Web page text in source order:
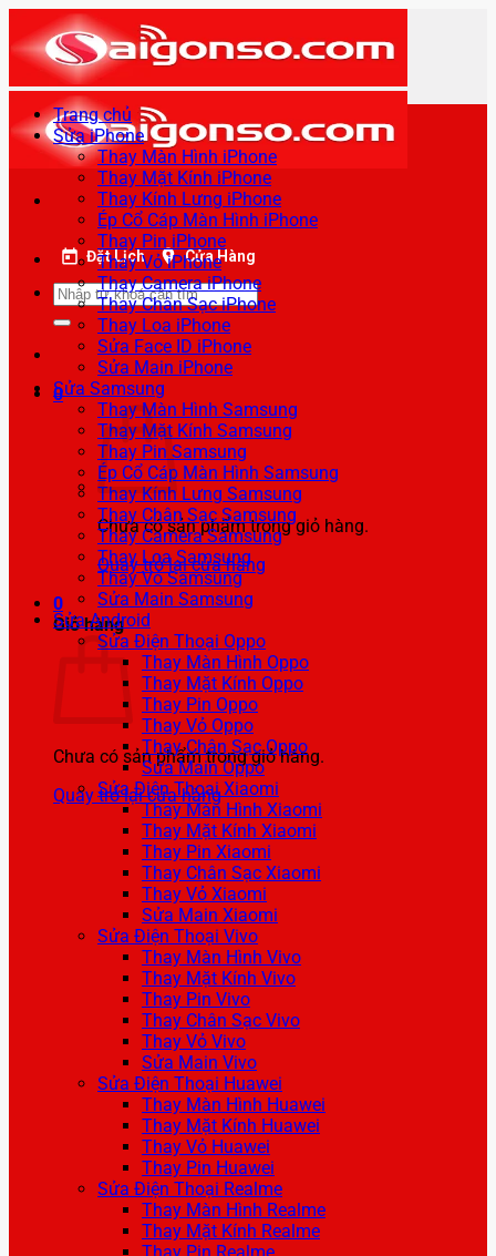
qua
nội
dung
Đặt Lịch Cửa Hàng
Tìm
kiếm:
0
Chưa có sản phẩm trong giỏ hàng.
Quay trở lại cửa hàng
0
Giỏ hàng
Chưa có sản phẩm trong giỏ hàng.
Quay trở lại cửa hàng
Trang chủ
Sửa iPhone
Thay Màn Hình iPhone
Thay Mặt Kính iPhone
Thay Kính Lưng iPhone
Ép Cổ Cáp Màn Hình iPhone
Thay Pin iPhone
Thay Vỏ iPhone
Thay Camera iPhone
Thay Chân Sạc iPhone
Thay Loa iPhone
Sửa Face ID iPhone
Sửa Main iPhone
Sửa Samsung
Thay Màn Hình Samsung
Thay Mặt Kính Samsung
Thay Pin Samsung
Ép Cổ Cáp Màn Hình Samsung
Thay Kính Lưng Samsung
Thay Chân Sạc Samsung
Thay Camera Samsung
Thay Loa Samsung
Thay Vỏ Samsung
Sửa Main Samsung
Sửa Android
Sửa Điện Thoại Oppo
Thay Màn Hình Oppo
Thay Mặt Kính Oppo
Thay Pin Oppo
Thay Vỏ Oppo
Thay Chân Sạc Oppo
Sửa Main Oppo
Sửa Điện Thoại Xiaomi
Thay Màn Hình Xiaomi
Thay Mặt Kính Xiaomi
Thay Pin Xiaomi
Thay Chân Sạc Xiaomi
Thay Vỏ Xiaomi
Sửa Main Xiaomi
Sửa Điện Thoại Vivo
Thay Màn Hình Vivo
Thay Mặt Kính Vivo
Thay Pin Vivo
Thay Chân Sạc Vivo
Thay Vỏ Vivo
Sửa Main Vivo
Sửa Điện Thoại Huawei
Thay Màn Hình Huawei
Thay Mặt Kính Huawei
Thay Vỏ Huawei
Thay Pin Huawei
Sửa Điện Thoại Realme
Thay Màn Hình Realme
Thay Mặt Kính Realme